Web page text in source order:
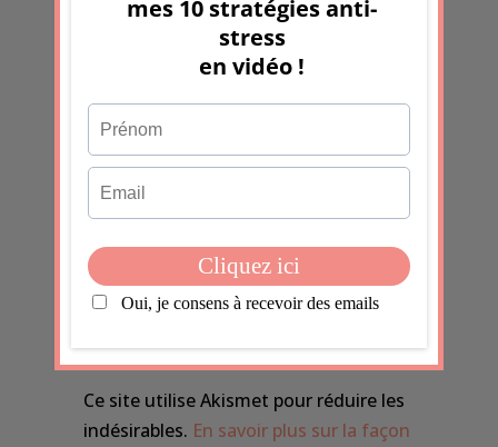
Soumettre le
commentaire
Ce site utilise Akismet pour réduire les
indésirables. En savoir plus sur la façon